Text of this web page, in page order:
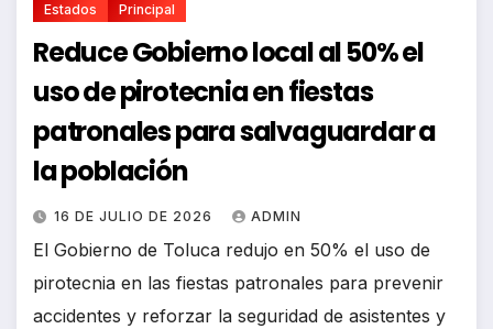
Estados Principal
Reduce Gobierno local al 50% el
uso de pirotecnia en fiestas
patronales para salvaguardar a
la población
16 DE JULIO DE 2026 ADMIN
El Gobierno de Toluca redujo en 50% el uso de
pirotecnia en las fiestas patronales para prevenir
accidentes y reforzar la seguridad de asistentes y